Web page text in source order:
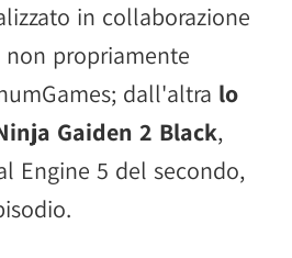
in collaborazione
propriamente
dall'altra lo
Gaiden 2 Black,
Engine 5 del secondo,